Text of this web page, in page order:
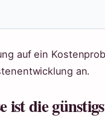
auf ein
an.
ist die